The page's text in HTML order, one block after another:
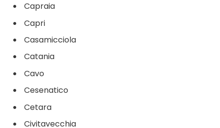
Capraia
Capri
Casamicciola
Catania
Cavo
Cesenatico
Cetara
Civitavecchia